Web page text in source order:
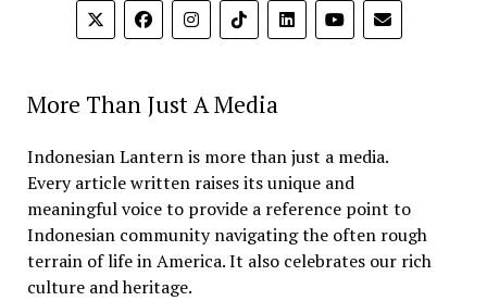
More Than Just A Media
Indonesian Lantern is more than just a media.
Every article written raises its unique and
meaningful voice to provide a reference point to
Indonesian community navigating the often rough
terrain of life in America. It also celebrates our rich
culture and heritage.